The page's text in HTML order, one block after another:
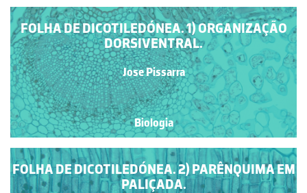
FOLHA DE DICOTILEDÓNEA. 1) ORGANIZAÇÃO
DORSIVENTRAL.
Jose Pissarra
Biologia
FOLHA DE DICOTILEDÓNEA. 2) PARÊNQUIMA EM
PALIÇADA.